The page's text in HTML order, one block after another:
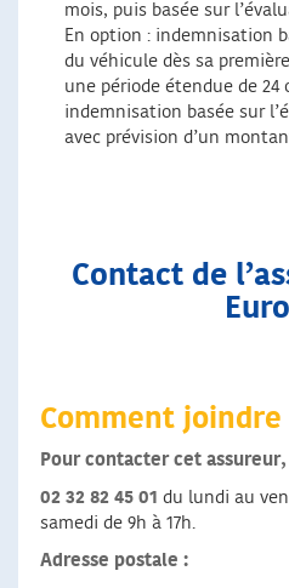
mois, puis basée sur
En option : indemnisation
du véhicule dès sa
une période étendue de 24
indemnisation basée sur
avec prévision d’un
Contact de
Comment joindre
Pour contacter cet
02 32 82 45 01 du lundi au
samedi de 9h à 17h.
Adresse postale :